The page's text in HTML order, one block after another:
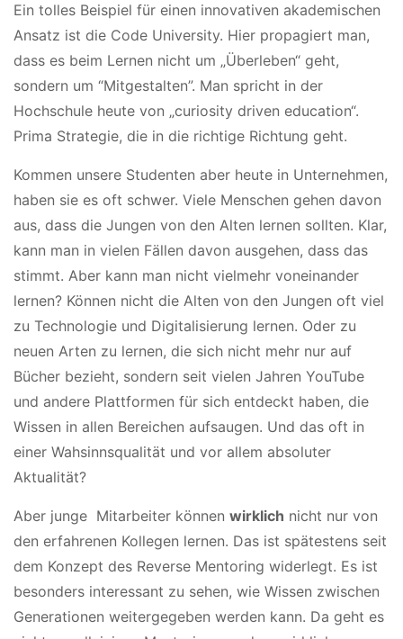
Ein tolles Beispiel für einen innovativen akademischen
Ansatz ist die Code University. Hier propagiert man,
dass es beim Lernen nicht um „Überleben“ geht,
sondern um “Mitgestalten”. Man spricht in der
Hochschule heute von „curiosity driven education“.
Prima Strategie, die in die richtige Richtung geht.
Kommen unsere Studenten aber heute in Unternehmen,
haben sie es oft schwer. Viele Menschen gehen davon
aus, dass die Jungen von den Alten lernen sollten. Klar,
kann man in vielen Fällen davon ausgehen, dass das
stimmt. Aber kann man nicht vielmehr voneinander
lernen? Können nicht die Alten von den Jungen oft viel
zu Technologie und Digitalisierung lernen. Oder zu
neuen Arten zu lernen, die sich nicht mehr nur auf
Bücher bezieht, sondern seit vielen Jahren YouTube
und andere Plattformen für sich entdeckt haben, die
Wissen in allen Bereichen aufsaugen. Und das oft in
einer Wahsinnsqualität und vor allem absoluter
Aktualität?
Aber junge Mitarbeiter können wirklich nicht nur von
den erfahrenen Kollegen lernen. Das ist spätestens seit
dem Konzept des Reverse Mentoring widerlegt. Es ist
besonders interessant zu sehen, wie Wissen zwischen
Generationen weitergegeben werden kann. Da geht es